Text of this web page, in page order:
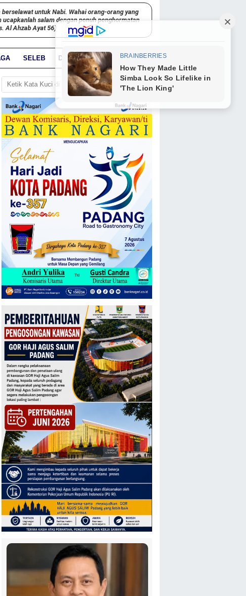
untuk Nabi. Wahai orang-orang yang
salam dengan penuh penghormatan
Al Ahzab Ayat 56)
SELEB DUNIA PARIWARA
GO